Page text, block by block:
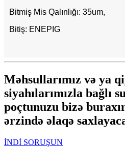
Bitmiş Mis Qalınlığı: 35um,
Bitiş: ENEPIG
Məhsullarımız və ya
siyahılarımızla bağlı
poçtunuzu bizə
ərzində əlaqə
İNDİ SORUŞUN